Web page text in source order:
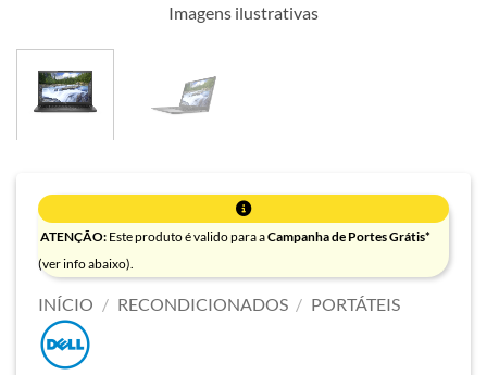
Imagens ilustrativas
ATENÇÃO: Este produto é valido para aCampanha de Portes Grátis*
(ver info abaixo).
INÍCIO / RECONDICIONADOS / PORTÁTEIS